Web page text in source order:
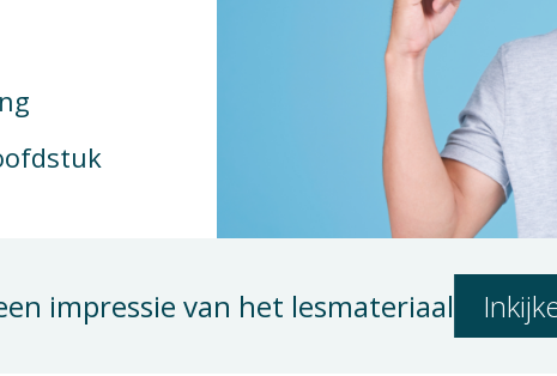
impressie van het lesmateriaal